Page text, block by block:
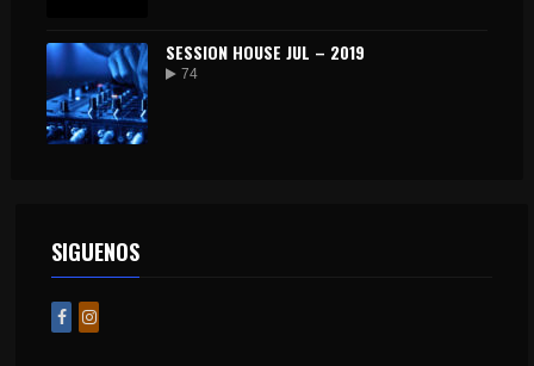
SESSION HOUSE JUL – 2019
74
SIGUENOS